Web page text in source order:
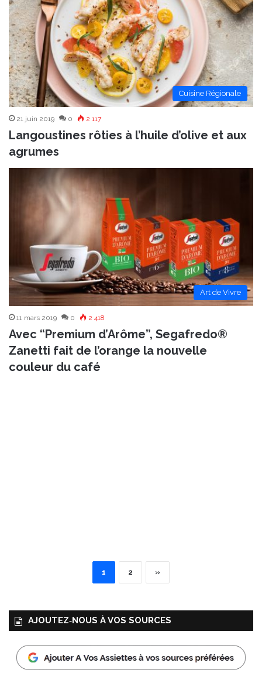
Cuisine Régionale
21 juin 2019 0 2 117
Langoustines rôties à l’huile d’olive et aux
agrumes
Art de Vivre
11 mars 2019 0 2 418
Avec “Premium d’Arôme”, Segafredo®
Zanetti fait de l’orange la nouvelle
couleur du café
1 2 »
AJOUTEZ‑NOUS À VOS SOURCES